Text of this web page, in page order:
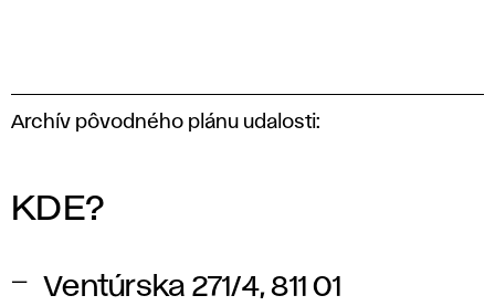
Archív pôvodného plánu udalosti:
KDE?
Ventúrska 271/4, 811 01